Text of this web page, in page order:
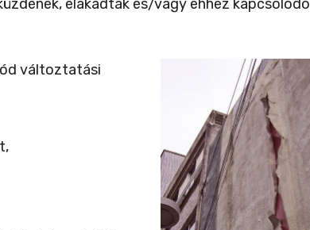
elakadtak és/vagy ehhez kapcsolódó
változtatási